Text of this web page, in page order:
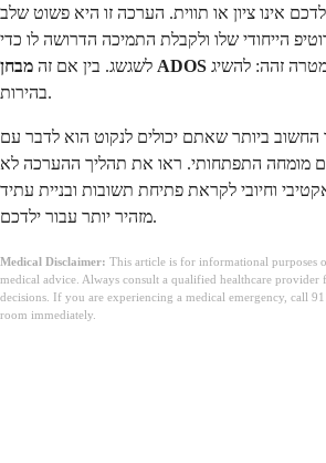
אינו ציון או תווית. הערכה זו היא פשוט שלב
הייחודי שלו ולקבלת התמיכה הדרושה לו כדי
לשגשג. בין אם זה
זהה: להשיג
בהירות.
ביותר שאתם יכולים לנקוט הוא לדבר עם
מומחה התפתחותי. ראו את תהליך ההערכה לא
וחיובי לקראת פתיחת תשובות ובניית עתיד
מזהיר יותר עבור ילדכם.
Medical Disclaimer: This article is for informational purposes
medical advice. Always consult a qualified healthcare provider
decisions. If you are experiencing a medical emergency, call
room immediately.